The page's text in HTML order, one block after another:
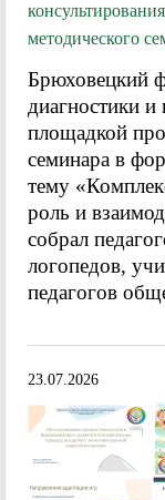
методического
Брюховецкий
диагностики и
площадкой
семинара в
тему
роль и
собрал
логопедов,
педагогов
23.07.2026